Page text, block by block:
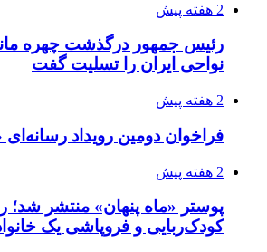
2 هفته پیش
رئیس جمهور درگذشت چهره
نواحی ایران را تسلیت گفت
2 هفته پیش
فراخوان دومین رویداد
2 هفته پیش
پوستر «ماه پنهان» منتشر شد؛
کودک‌ربایی و فروپاشی یک